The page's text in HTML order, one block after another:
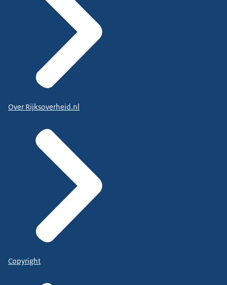
Over Rijksoverheid.nl
Copyright